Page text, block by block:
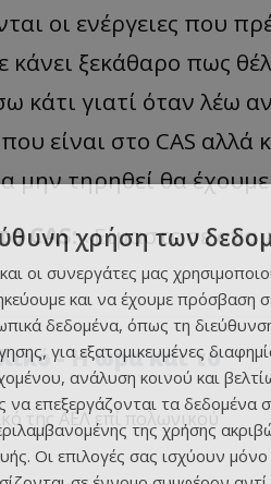
οι ενέργειες που
ξεκάθαρο πως
κάτι γιατί όταν λέω
είναι στο CAS αλλά
μην τηρηθεί θα
CAS:«Είμαστε σε
- Η ώρα και το
της ΑΕΛ επί πολωνικού
χρήση των
οι συνεργάτες μας
και να έχουμε πρόσβαση
δεδομένα, όπως τη
για εξατομικευμένες
ανάλυση κοινού και
να επεξεργάζονται τα δεδομένα
της χρήσης
Οι επιλογές σας ισχύουν